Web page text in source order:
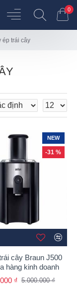
0
ép trái cây
NEW
-31 %
cây Braun J500
hàng kinh doanh
₫ 5.000.000 ₫